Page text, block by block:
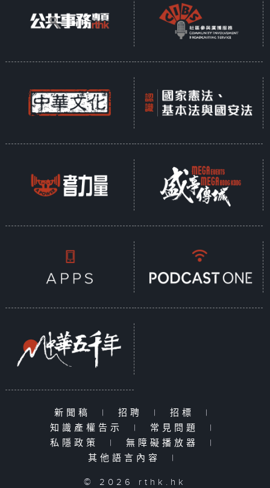
新聞稿 | 招聘 | 招標
|
知識產權告示
| 常見問題
|
私隱政策
| 無障礙播放器
|
其他語言內容
|
© 2026 rthk.hk